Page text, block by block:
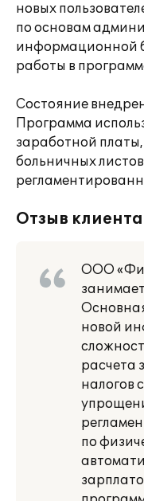
новых
по основам
информационной
работы в
Состояние
Программа
заработной
больничных
Отзыв клиента
ООО
новой
расчета
налогов
по